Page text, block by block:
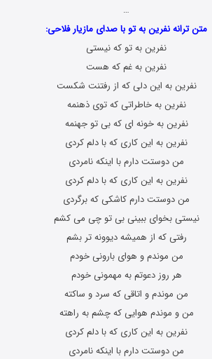
…
متن ترانه نفرین به تو با صدای مازیار فلاحی:
نفرین به تو که نیستی
نفرین به غم که هست
نفرین به این دلی که از رفتنت شکست
نفرین به خاطراتی که توی ذهنمه
نفرین به خونه ای که بی تو جهنمه
نفرین به این کاری که با دلم کردی
من دوستت دارم با اینکه نامردی
نفرین به این کاری که با دلم کردی
من دوستت دارم کاشکی که برگردی
نیستی بخوای ببینی بی تو چی می کشم
رفتی که از همیشه دیوونه تر بشم
من موندم و هوای بارونی خودم
هر روز دعوتم به مهمونی خودم
من موندم و اتاقی که سرد و ساکته
من و موندم هوایی که چشم به راهته
نفرین به این کاری که با دلم کردی
من دوستت دارم با اینکه نامردی